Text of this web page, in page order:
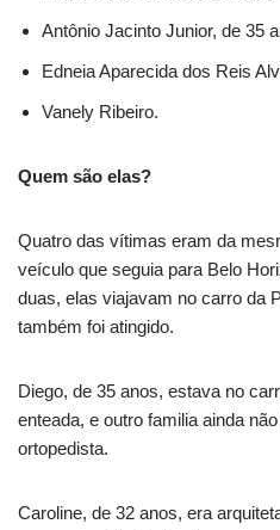
Antônio Jacinto Junior, de 35
Edneia Aparecida dos Reis
Vanely Ribeiro.
Quem são elas?
Quatro das vítimas eram da
veículo que seguia para Belo
duas, elas viajavam no carro da
também foi atingido.
Diego, de 35 anos, estava no
enteada, e outro familia ainda
ortopedista.
Caroline, de 32 anos, era